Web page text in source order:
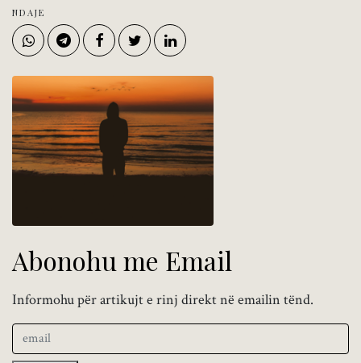
NDAJE
Abonohu me Email
Informohu për artikujt e rinj direkt në emailin tënd.